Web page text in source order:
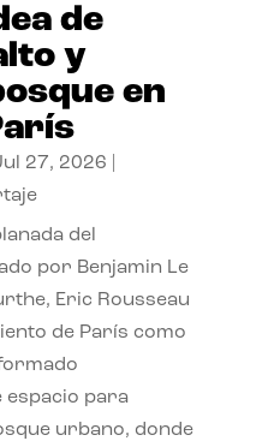
de
y
en
27, 2026
del
por Benjamin Le
Eric Rousseau
de París como
espacio para
urbano, donde